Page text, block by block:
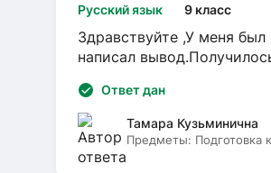
Русский язык 9 класс
Здравствуйте ,У меня
написал
Ответ дан
Тамара Кузьминична
Предметы: Подготовка